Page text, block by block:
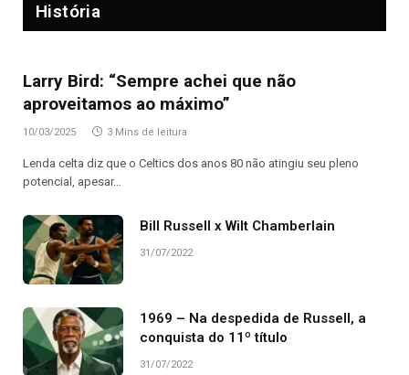
História
Larry Bird: “Sempre achei que não
aproveitamos ao máximo”
10/03/2025 3 Mins de leitura
Lenda celta diz que o Celtics dos anos 80 não atingiu seu pleno
potencial, apesar…
Bill Russell x Wilt Chamberlain
31/07/2022
1969 – Na despedida de Russell, a
conquista do 11º título
31/07/2022